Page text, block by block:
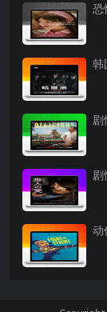
恐
韩
剧
动